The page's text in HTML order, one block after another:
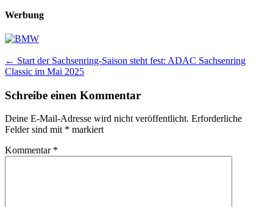
Werbung
Post
navigation
← Start der Sachsenring-Saison steht fest: ADAC Sachsenring
Classic im Mai 2025
Schreibe einen Kommentar
Deine E-Mail-Adresse wird nicht veröffentlicht. Erforderliche
Felder sind mit * markiert
Kommentar *